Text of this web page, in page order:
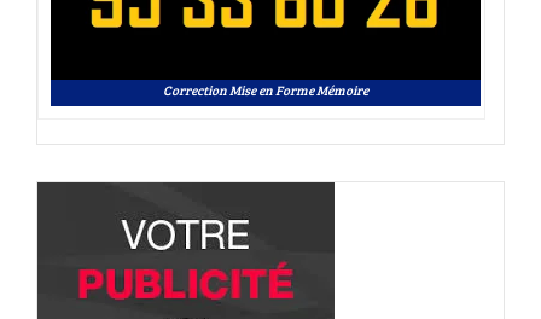
Correction Mise en Forme Mémoire